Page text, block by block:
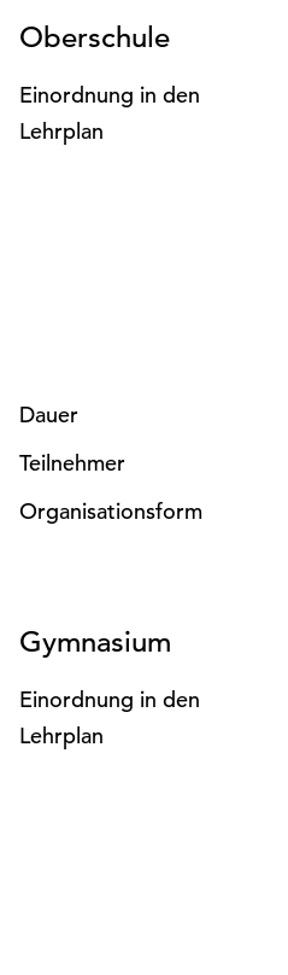
Oberschule
Einordnung in den
Lehrplan
Dauer
Teilnehmer
Organisationsform
Gymnasium
Einordnung in den
Lehrplan